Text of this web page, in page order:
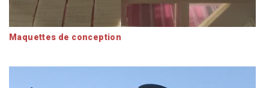
Maquettes de conception